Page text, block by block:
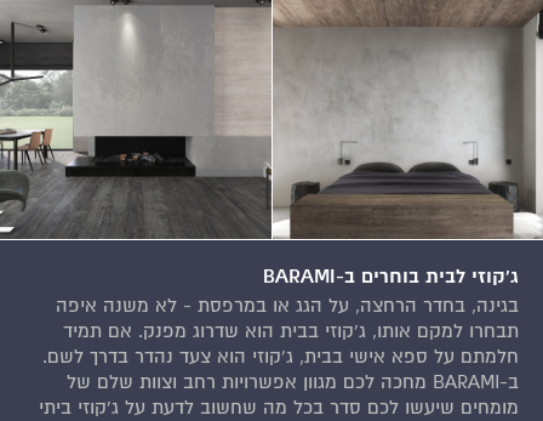
ג'קוזי לבית בוחרים ב-BARAMI
בגינה, בחדר הרחצה, על הגג או במרפסת - לא משנה איפה
תבחרו למקם אותו, ג'קוזי בבית הוא שדרוג מפנק. אם תמיד
חלמתם על ספא אישי בבית, ג'קוזי הוא צעד נהדר בדרך לשם.
ב-BARAMI מחכה לכם מגוון אפשרויות רחב וצוות שלם של
מומחים שיעשו לכם סדר בכל מה שחשוב לדעת על ג'קוזי ביתי